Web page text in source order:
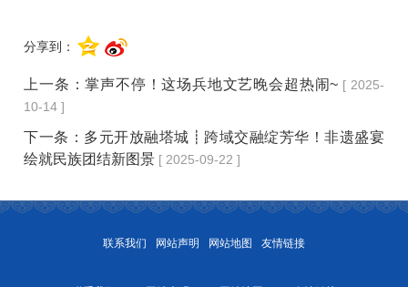
分享到：
上一条：掌声不停！这场兵地文艺晚会超热闹~ [ 2025-
10-14 ]
下一条： 多元开放融塔城┋跨域交融绽芳华！非遗盛宴
绘就民族团结新图景 [ 2025-09-22 ]
联系我们 网站声明 网站地图 友情链接